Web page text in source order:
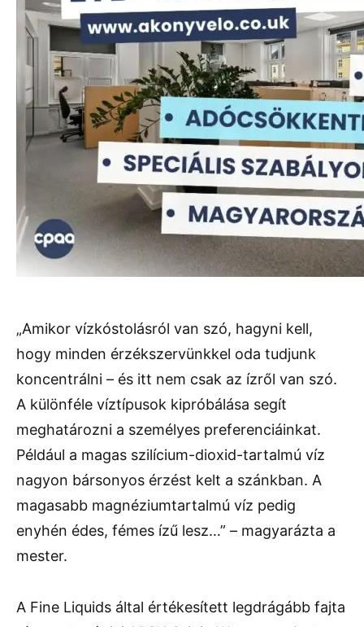
„Amikor vízkóstolásról van szó, hagyni kell,
hogy minden érzékszervünkkel oda tudjunk
koncentrálni – és itt nem csak az ízről van szó.
A különféle víztípusok kipróbálása segít
meghatározni a személyes preferenciáinkat.
Például a magas szilícium-dioxid-tartalmú víz
nagyon bársonyos érzést kelt a szánkban. A
magasabb magnéziumtartalmú víz pedig
enyhén édes, fémes ízű lesz…” – magyarázta a
mester.
A Fine Liquids által értékesített legdrágább fajta